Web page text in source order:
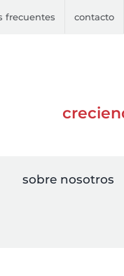
frecuentes contacto
sobre nosotros